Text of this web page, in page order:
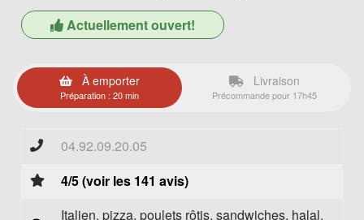
Actuellement ouvert!
À emporter
Préparation : 20 min
Livraison
Précommande pour 17h45
04.92.09.20.05
4/5 (voir les 141 avis)
Italien, pizza, poulets rôtis, sandwiches, halal,